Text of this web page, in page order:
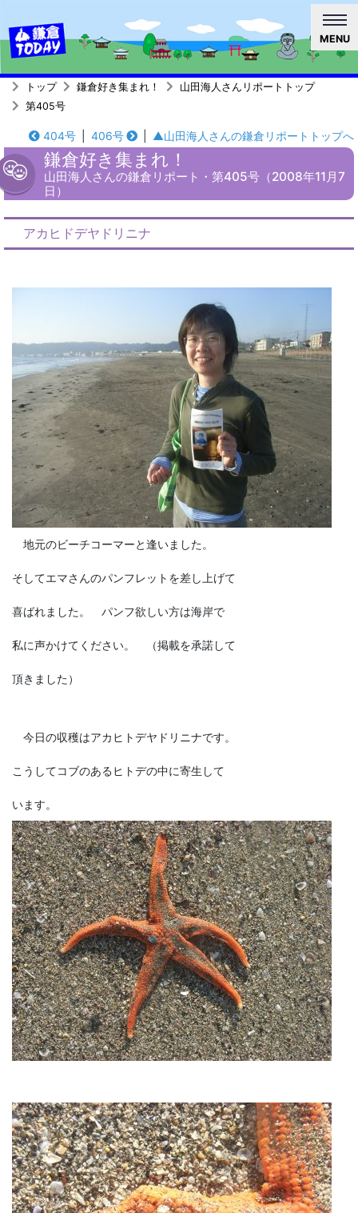
MENU
トップ 鎌倉好き集まれ！
山田海人さんリポートトップ
第405号
404号 406号 ▲山田海人さんの鎌倉リポートトップへ
鎌倉好き集まれ！
山田海人さんの鎌倉リポート・第405号（2008年11月7
日）
アカヒドデヤドリニナ
地元のビーチコーマーと逢いました。
そしてエマさんのパンフレットを差し上げて
喜ばれました。 パンフ欲しい方は海岸で
私に声かけてください。 （掲載を承諾して
頂きました）
今日の収穫はアカヒトデヤドリニナです。
こうしてコブのあるヒトデの中に寄生して
います。